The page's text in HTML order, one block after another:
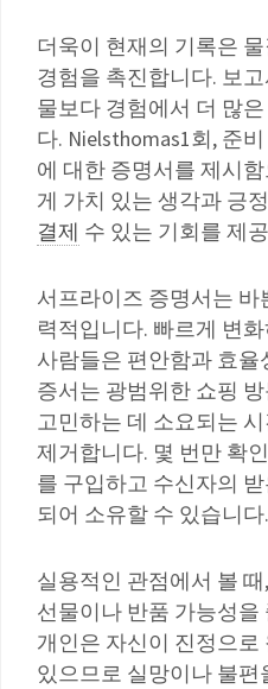
더욱이 현재의 기록은
경험을 촉진합니다. 보
물보다 경험에서 더 많
다. Nielsthomas1회, 준
에 대한 증명서를 제시
게 가치 있는 생각과 긍
결제 수 있는 기회를 제
서프라이즈 증명서는
력적입니다. 빠르게 변
사람들은 편안함과 효
증서는 광범위한 쇼핑
고민하는 데 소요되는
제거합니다. 몇 번만 확
를 구입하고 수신자의
되어 소유할 수 있습니다.
실용적인 관점에서 볼
선물이나 반품 가능성을
개인은 자신이 진정으
있으므로 실망이나 불